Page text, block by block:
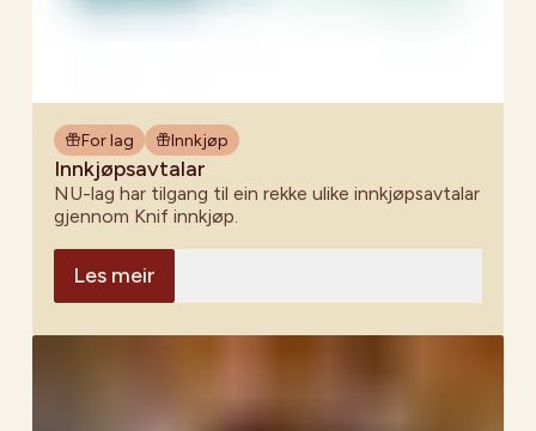
For lag Innkjøp
Innkjøpsavtalar
NU-lag har tilgang til ein rekke ulike innkjøpsavtalar
gjennom Knif innkjøp.
Les meir